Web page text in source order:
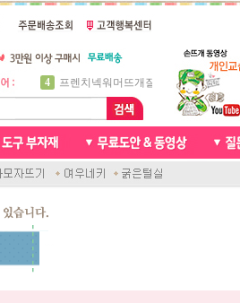
5
비니방울모자 동영상
6
꽈배기목도리
7
천연가죽 핸드메이드라벨
8
신생아모자뜨기
10
손뜨개인형
1
자라무늬 목도리뜨기